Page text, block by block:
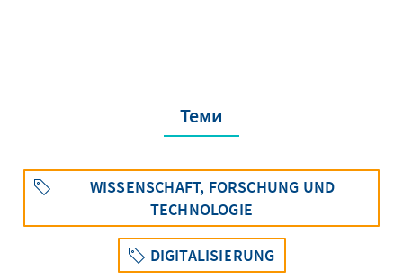
Теми
WISSENSCHAFT, FORSCHUNG UND
TECHNOLOGIE
DIGITALISIERUNG